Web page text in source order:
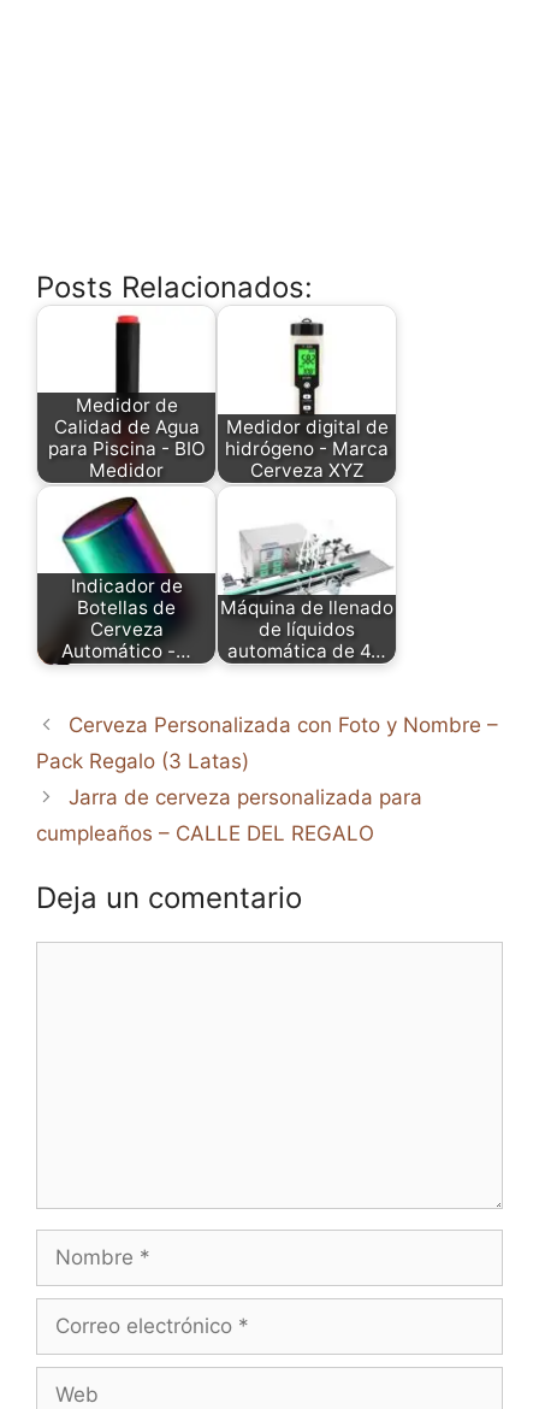
Posts Relacionados:
Medidor de
Calidad de Agua
para Piscina - BIO
Medidor
Medidor digital de
hidrógeno - Marca
Cerveza XYZ
Indicador de
Botellas de
Cerveza
Automático -…
Máquina de llenado
de líquidos
automática de 4…
Cerveza Personalizada con Foto y Nombre –
Pack Regalo (3 Latas)
Jarra de cerveza personalizada para
cumpleaños – CALLE DEL REGALO
Deja un comentario
Nombre
Correo
Web